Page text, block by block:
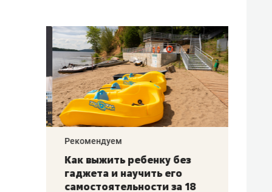
Рекомендуем
Как выжить ребенку без
гаджета и научить его
самостоятельности за 18